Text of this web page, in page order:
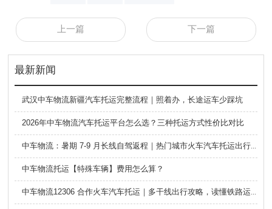
上一篇 下一篇
最新新闻
武汉中车物流新疆汽车托运完整流程｜照着办，长途运车少踩坑
2026年中车物流汽车托运平台怎么选？三种托运方式性价比对比
中车物流：暑期 7-9 月长线自驾返程｜热门城市火车汽车托运出行全攻略
中车物流托运【特殊车辆】费用怎么算？
中车物流12306 合作火车汽车托运｜多干线出行攻略，读懂铁路运车的优势与避坑要点